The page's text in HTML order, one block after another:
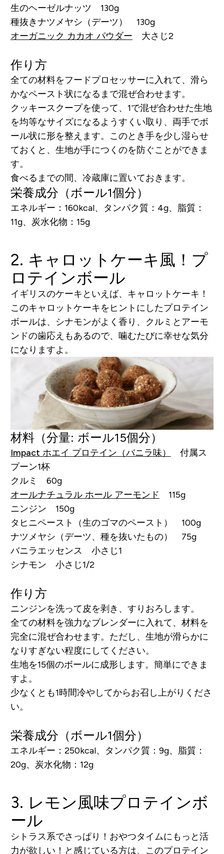
生のヘーゼルナッツ 130g
種抜きナツメヤシ（デーツ） 130g
オーガニック カカオ パウダー 大さじ2
作り方
全ての材料をフードプロセッサーに入れて、滑ら
かなペースト状になるまで混ぜ合わせます。
クッキースクープを使って、1で混ぜ合わせた生地
を均等なサイズになるようすくい取り、両手でボ
ール状に形を整えます。このとき手を少し湿らせ
ておくと、生地が手につくのを防ぐことができま
す。
食べるまでの間、冷蔵庫に置いておきます。
栄養成分（ボール1個分）
エネルギー：160kcal、タンパク質：4g、脂質：
11g、炭水化物：15g
2. キャロットケーキ風！プ
ロテインボール
イギリスのケーキといえば、キャロットケーキ！
このキャロットケーキをヒントにしたプロテイン
ボールは、シナモンがよく香り、クルミとアーモ
ンドの歯応えもあるので、噛むたびに幸せな気分
になりますよ。
材料（分量: ボール15個分）
Impact ホエイ プロテイン（バニラ味）
付属ス
プーン1杯
クルミ 60g
オールナチュラル ホール アーモンド 115g
ニンジン 150g
タヒニペースト（生のゴマのペースト） 100g
ナツメヤシ（デーツ、種を抜いたもの） 75g
バニラエッセンス 小さじ1
シナモン 小さじ1/2
作り方
ニンジンを洗って皮を剥き、すりおろします。
全ての材料を強力なブレンダーに入れて、材料を
完全に混ぜ合わせます。ただし、生地が滑らかに
なりすぎない程度にしてください。
生地を15個のボールに成形します。簡単にできま
すよ。
少なくとも1時間冷やしてからお召し上がりくださ
い。
栄養成分（ボール1個分）
エネルギー：250kcal、タンパク質：9g、脂質：
20g、炭水化物：12g
3. レモン風味プロテインボ
ール
シトラス系でさっぱり！おやつタイムにもっと活
力が欲しい！と感じている方は、このプロテイン